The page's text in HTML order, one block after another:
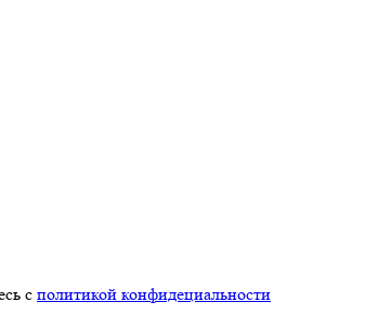
с политикой конфидециальности